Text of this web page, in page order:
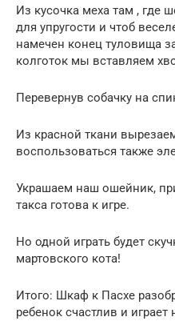
Из кусочка меха там , где
для упругости и чтоб
намечен конец туловища
колготок мы вставляем
Перевернув собачку на
Из красной ткани
воспользоваться также
Украшаем наш ошейник,
такса готова к игре.
Но одной играть будет
мартовского кота!
Итого: Шкаф к Пасхе
ребенок счастлив и